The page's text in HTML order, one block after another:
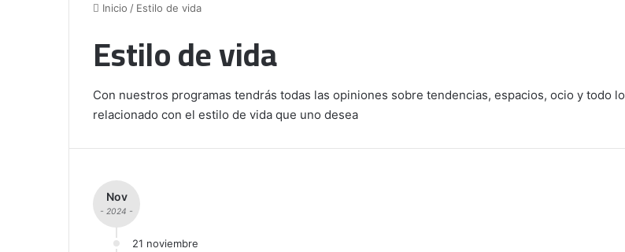
Inicio / Estilo de vida
Estilo de vida
Con nuestros programas tendrás todas las opiniones sobre tendencias, espacios, ocio y todo lo
relacionado con el estilo de vida que uno desea
Nov
- 2024 -
21 noviembre